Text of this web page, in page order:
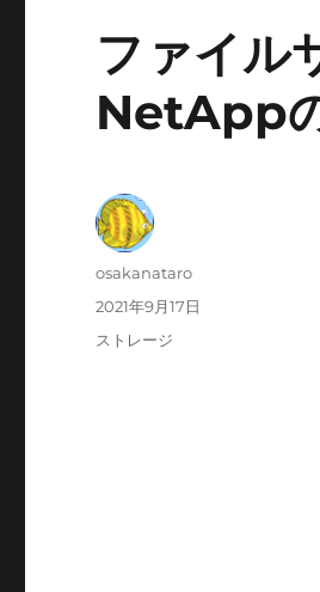
ファイル
NetApp
投
osakanataro
投
2021年9月17日
カ
ストレージ